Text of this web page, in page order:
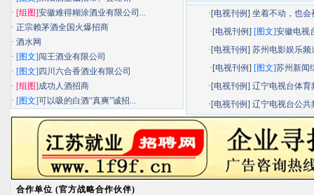
·[电视刊例]坐着不动，也会
·[电视刊例] [图文]安徽电视
·[电视刊例]苏州电影娱乐频
·[电视刊例] [图文]苏州新闻
·[电视刊例]辽宁电视台体育
·[电视刊例]辽宁电视台公共
· [组图]安徽难得糊涂酒业有限公司...
· 正宗赖茅酒全国火爆招商
· 酒水网
· [图文]闯王酒业有限公司
· [图文] 四川六合香酒业有限公司
· [组图]成功人酒招商
· [图文]可以吸的白酒“真爽”诚招...
合作单位 (官方战略合作伙伴)